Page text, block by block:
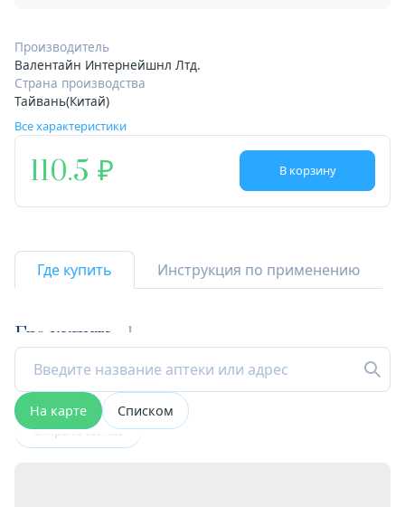
Производитель
Валентайн Интернейшнл Лтд.
Страна производства
Тайвань(Китай)
Все характеристики
110.5 В корзину
Где купить Инструкция по применению
Где купить 1
На карте Списком
Открыта сейчас